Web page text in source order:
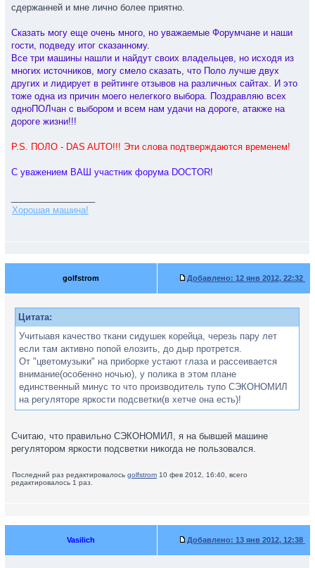
сдержанней и мне лично более приятно.
Сказать могу еще очень много, но уважаемые Форумчане и наши
гости, подведу итог сказанному.
Все три машины нашли и найдут своих владельцев, но исходя из
многих источников, могу смело сказать, что Поло лучше двух
других и лидирует в рейтинге отзывов на различных сайтах. И это
тоже одна из причин моего нелегкого выбора. Поздравляю всех
одноПОЛчан с выбором и всем нам удачи на дороге, атакже на
дороге жизни!!!
P.S. ПОЛО - DAS AUTO!!! Эти слова подтверждаются временем!
С уважением ВАШ участник форума DOCTOR!
Хорошая машина!
golfstrom Добавлено: 12 янв 2012, 22:32
Цитата:
Учитыавя качество ткани сидушек корейца, черезь пару лет
если там активно попой елозить, до дыр протрется.
От "цветомузыки" на приборке устают глаза и рассеивается
внимание(особенно ночью), у полика в этом плане
единственный минус то что производитель тупо СЭКОНОМИЛ
на регуляторе яркости подсветки(в хетче она есть)!
Считаю, что правильно СЭКОНОМИЛ, я на бывшей машине
регулятором яркости подсветки никогда не пользовался.
Последний раз редактировалось golfstrom 10 фев 2012, 16:40, всего
редактировалось 1 раз.
Vasilich Добавлено: 13 янв 2012, 12:38